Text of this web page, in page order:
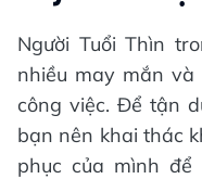
Người Tuổi Thìn
nhiều may mắn
công việc. Để tận
bạn nên khai thác
phục của mình